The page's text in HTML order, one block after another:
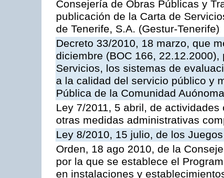
Consejería de Obras Públicas y
publicación de la Carta de
de Tenerife, S.A. (Gestur-Tenerife)
Decreto 33/2010, 18 marzo, que
diciembre (BOC 166,
Servicios, los sistemas de
a la calidad del servicio público y
Pública de la Comunidad
Ley 7/2011, 5 abril, de
otras medidas administrativas
Ley 8/2010, 15 julio, de los
Orden, 18 ago 2010, de la
por la que se establece el
en instalaciones y